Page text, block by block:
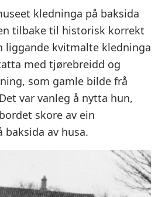
kledninga på baksida
tilbake til historisk korrekt
liggande kvitmalte kledninga
med tjørebreidd og
som gamle bilde frå
var vanleg å nytta hun,
skore av ein
av husa.